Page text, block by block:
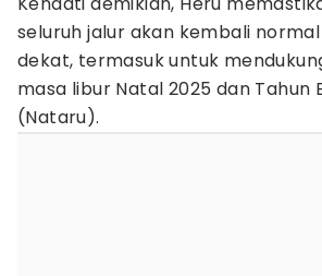
seluruh jalur akan kembali
dekat, termasuk untuk
masa libur Natal 2025 dan Tahun
(Nataru).